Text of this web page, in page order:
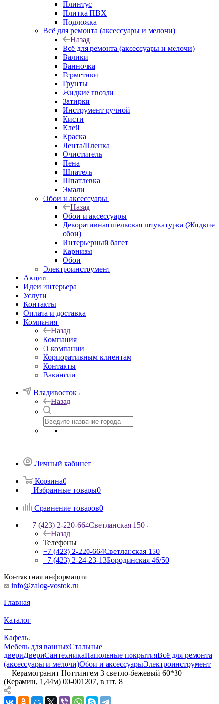
Плинтус
Плитка ПВХ
Подложка
Всё для ремонта (аксессуары и мелочи)
Назад
Всё для ремонта (аксессуары и мелочи)
Валики
Ванночка
Герметики
Грунты
Жидкие гвозди
Затирки
Инструмент ручной
Кисти
Клей
Краска
Лента/Пленка
Очиститель
Пена
Шпатель
Шпатлевка
Эмали
Обои и аксессуары
Назад
Обои и аксессуары
Декоративная шелковая штукатурка (Жидкие
обои)
Интерьерный багет
Карнизы
Обои
Электроинструмент
Акции
Идеи интерьера
Услуги
Контакты
Оплата и доставка
Компания
Назад
Компания
О компании
Корпоративным клиентам
Контакты
Вакансии
Владивосток
Назад
Личный кабинет
Корзина0
Избранные товары0
Сравнение товаров0
+7 (423) 2-220-664Светланская 150
Назад
Телефоны
+7 (423) 2-220-664Светланская 150
+7 (423) 2-24-23-13Бородинская 46/50
Контактная информация
info@zalog-vostok.ru
Главная
—
Каталог
—
Кафель
Мебель для ванныхСтальные
двериДвериСантехникаНапольные покрытияВсё для ремонта
(аксессуары и мелочи)Обои и аксессуарыЭлектроинструмент
—Керамогранит Ноттингем 3 светло-бежевый 60*30
(Керамин, 1,44м) 00-001207, в шт. 8